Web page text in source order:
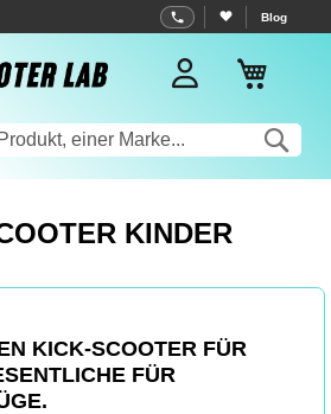
Blog
KINDER
KICK-SCOOTER FÜR
FÜR